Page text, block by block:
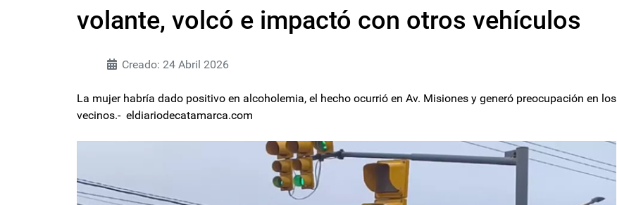
volante, volcó e impactó con otros vehículos
Creado: 24 Abril 2026
La mujer habría dado positivo en alcoholemia, el hecho ocurrió en Av. Misiones y generó preocupación en los
vecinos.- eldiariodecatamarca.com